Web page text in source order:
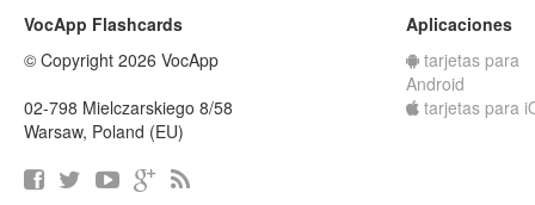
VocApp Flashcards
© Copyright 2026 VocApp
02-798 Mielczarskiego 8/58
Warsaw, Poland (EU)
Aplicaciones
tarjetas para
Android
tarjetas para